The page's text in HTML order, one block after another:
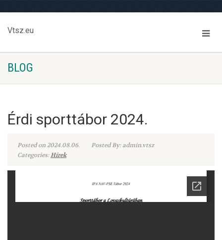
Vtsz.eu
BLOG
Érdi sporttábor 2024.
Posted on 2024.08.06.
Posted By: admin.vtsz
Categories:Hírek